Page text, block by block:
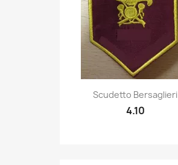
Quick view
Scudetto Bersaglieri
4.10